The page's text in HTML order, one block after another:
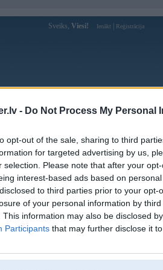
- Do Not Process My Personal
opt-out of the sale, sharing to third
for targeted advertising by us,
selection. Please note that after your
interest-based ads based on
to third parties prior to your
of your personal information by
This information may also be disclosed
Participants that may further disclose it
Sveiks, Viesi! Ienākt Reģistrācija
Forums Galerijas Reģistrācija
Bulduros
Baložos, jaunajā projektā